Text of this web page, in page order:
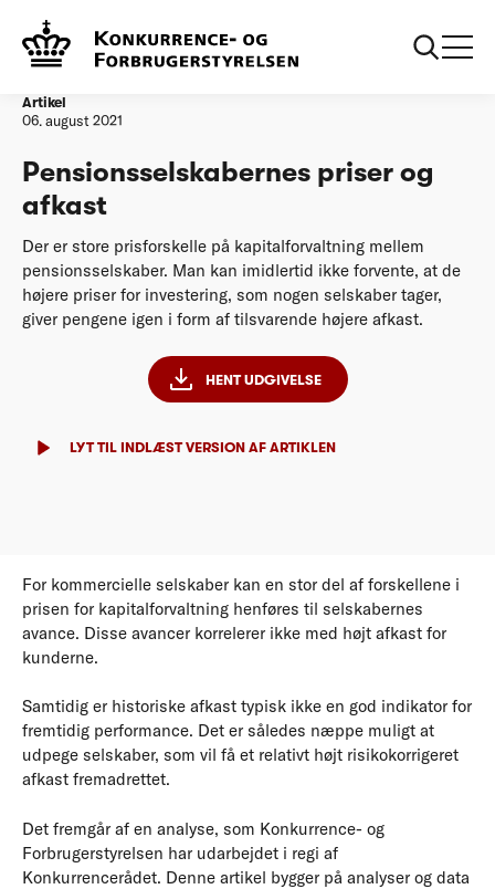
Publikation: Velfungerende
markeder
Artikel
06. august 2021
Pensionsselskabernes priser og
afkast
Der er store prisforskelle på kapitalforvaltning mellem
pensionsselskaber. Man kan imidlertid ikke forvente, at de
højere priser for investering, som nogen selskaber tager,
giver pengene igen i form af tilsvarende højere afkast.
HENT UDGIVELSE
LYT TIL INDLÆST VERSION AF ARTIKLEN
For kommercielle selskaber kan en stor del af forskellene i
prisen for kapitalforvaltning henføres til selskabernes
avance. Disse avancer korrelerer ikke med højt afkast for
kunderne.
Samtidig er historiske afkast typisk ikke en god indikator for
fremtidig performance. Det er således næppe muligt at
udpege selskaber, som vil få et relativt højt risikokorrigeret
afkast fremadrettet.
Det fremgår af en analyse, som Konkurrence- og
Forbrugerstyrelsen har udarbejdet i regi af
Konkurrencerådet. Denne artikel bygger på analyser og data